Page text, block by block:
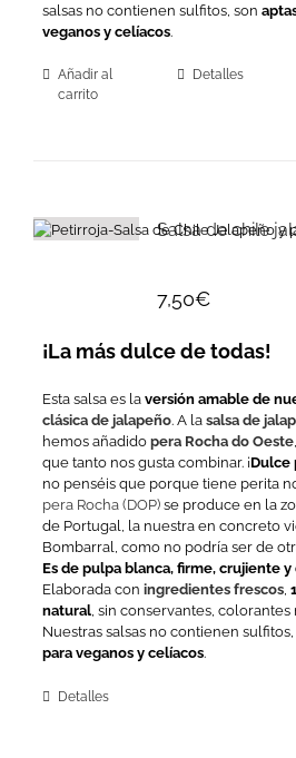
salsas no contienen sulfitos, son
veganos y celíacos.
Añadir al
carrito
Detalles
Salsa de chile
7,50€
¡La más dulce de todas!
Esta salsa es laversión amable de
clásica de jalapeño. A lasalsa de
hemos añadidopera Rocha do Oeste
que tanto nos gusta combinar. ¡Dulce
no penséis que porque tiene perita
pera Rocha (DOP) se produce en la
de Portugal, la nuestra en concreto
Bombarral, como no podría ser de
Es de pulpa blanca, firme, crujiente
Elaborada coningredientes frescos,
natural, sin conservantes, colorantes
Nuestras salsas no contienen
para veganos y celíacos.
Detalles